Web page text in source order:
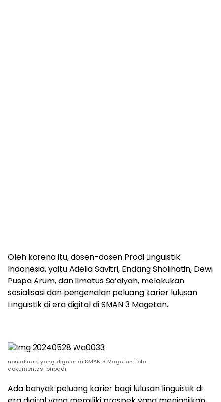
Oleh karena itu, dosen-dosen Prodi Linguistik
Indonesia, yaitu Adelia Savitri, Endang Sholihatin, Dewi
Puspa Arum, dan Ilmatus Sa’diyah, melakukan
sosialisasi dan pengenalan peluang karier lulusan
Linguistik di era digital di SMAN 3 Magetan.
sosialisasi yang digelar di SMAN 3 Magetan, foto:
dokumentasi pribadi
Ada banyak peluang karier bagi lulusan linguistik di